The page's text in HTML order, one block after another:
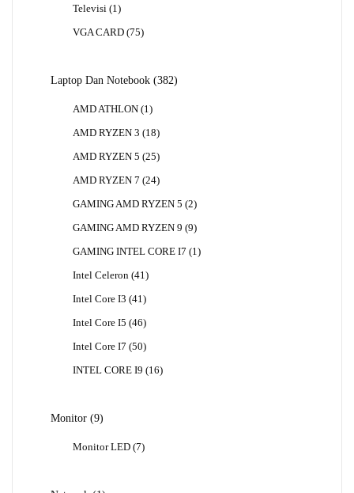
Televisi 11
VGA CARD 7575
Laptop Dan Notebook 382382
AMD ATHLON 11
AMD RYZEN 3
1818
AMD RYZEN 5 2525
AMD RYZEN 7 2424
GAMING AMD RYZEN 5 22
GAMING AMD RYZEN 9 99
GAMING INTEL CORE I7
11
Intel Celeron 4141
Intel Core I3 4141
Intel Core I5 4646
Intel Core I7 5050
INTEL CORE I9
1616
Monitor 99
Monitor LED 77